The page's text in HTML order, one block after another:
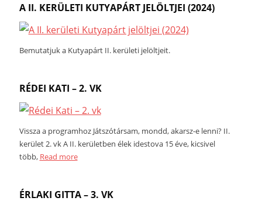
A II. KERÜLETI KUTYAPÁRT JELÖLTJEI (2024)
Bemutatjuk a Kutyapárt II. kerületi jelöltjeit.
RÉDEI KATI – 2. VK
Vissza a programhoz Játszótársam, mondd, akarsz-e lenni? II.
kerület 2. vk A II. kerületben élek idestova 15 éve, kicsivel
több, Read more
ÉRLAKI GITTA – 3. VK